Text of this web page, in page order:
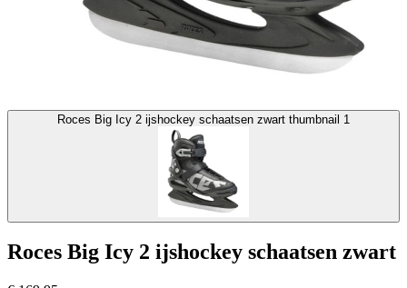
Roces Big Icy 2 ijshockey schaatsen zwart thumbnail 1
Roces Big Icy 2 ijshockey schaatsen zwart